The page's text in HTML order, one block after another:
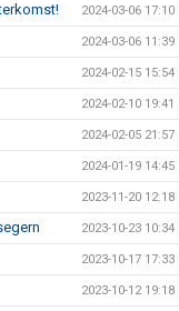
2024-03-06 17:10
2024-03-06 11:39
2024-02-15 15:54
2024-02-10 19:41
2024-02-05 21:57
2024-01-19 14:45
2023-11-20 12:18
2023-10-23 10:34
2023-10-17 17:33
2023-10-12 19:18